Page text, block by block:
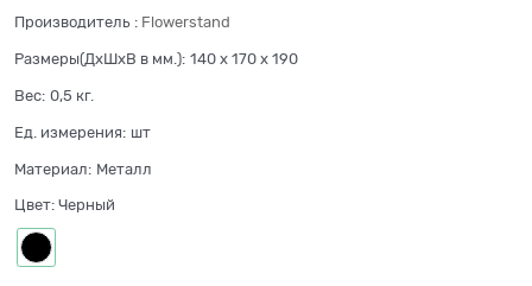
Производитель : Flowerstand
Размеры(ДхШхВ в мм.): 140 x 170 x 190
Вес: 0,5 кг.
Ед. измерения: шт
Материал: Металл
Цвет: Черный